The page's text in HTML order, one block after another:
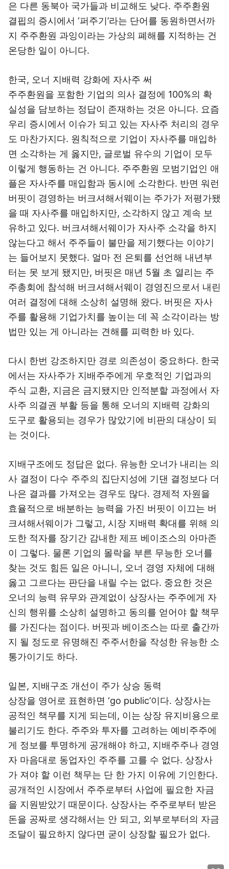
은 다른 동북아 국가들과 비교해도 낮다. 주주환원
결핍의 증시에서 ‘퍼주기’라는 단어를 동원하면서까
지 주주환원 과잉이라는 가상의 폐해를 지적하는 건
온당한 일이 아니다.
한국, 오너 지배력 강화에 자사주 써
주주환원을 포함한 기업의 의사 결정에 100%의 확
실성을 담보하는 정답이 존재하는 것은 아니다. 요즘
우리 증시에서 이슈가 되고 있는 자사주 처리의 경우
도 마찬가지다. 원칙적으로 기업이 자사주를 매입하
면 소각하는 게 옳지만, 글로벌 유수의 기업이 모두
이렇게 행동하는 건 아니다. 주주환원 모범기업인 애
플은 자사주를 매입함과 동시에 소각한다. 반면 워런
버핏이 경영하는 버크셔해서웨이는 주가가 저평가됐
을 때 자사주를 매입하지만, 소각하지 않고 계속 보
유하고 있다. 버크셔해서웨이가 자사주 소각을 하지
않는다고 해서 주주들이 불만을 제기했다는 이야기
는 들어보지 못했다. 얼마 전 은퇴를 선언해 내년부
터는 못 보게 됐지만, 버핏은 매년 5월 초 열리는 주
주총회에 참석해 버크셔해서웨이 경영진으로서 내린
여러 결정에 대해 소상히 설명해 왔다. 버핏은 자사
주를 활용해 기업가치를 높이는 데 꼭 소각이라는 방
법만 있는 게 아니라는 견해를 피력한 바 있다.
다시 한번 강조하지만 경로 의존성이 중요하다. 한국
에서는 자사주가 지배주주에게 우호적인 기업과의
주식 교환, 지금은 금지됐지만 인적분할 과정에서 자
사주 의결권 부활 등을 통해 오너의 지배력 강화의
도구로 활용되는 경우가 많았기에 비판의 대상이 되
는 것이다.
지배구조에도 정답은 없다. 유능한 오너가 내리는 의
사 결정이 다수 주주의 집단지성에 기댄 결정보다 더
나은 결과를 가져오는 경우도 많다. 경제적 자원을
효율적으로 배분하는 능력을 가진 버핏이 이끄는 버
크셔해서웨이가 그렇고, 시장 지배력 확대를 위해 의
도한 적자를 장기간 감내한 제프 베이조스의 아마존
이 그렇다. 물론 기업의 몰락을 부른 무능한 오너를
찾는 것도 힘든 일은 아니니, 오너 경영 자체에 대해
옳고 그르다는 판단을 내릴 수는 없다. 중요한 것은
오너의 능력 유무와 관계없이 상장사는 주주에게 자
신의 행위를 소상히 설명하고 동의를 얻어야 할 책무
를 가진다는 점이다. 버핏과 베이조스는 따로 출간까
지 될 정도로 유명해진 주주서한을 작성한 유능한 소
통가이기도 하다.
일본, 지배구조 개선이 주가 상승 동력
상장을 영어로 표현하면 ‘go public’이다. 상장사는
공적인 책무를 지게 되는데, 이는 상장 유지비용으로
불리기도 한다. 주주와 투자를 고려하는 예비주주에
게 정보를 투명하게 공개해야 하고, 지배주주나 경영
자 마음대로 동업자인 주주를 고를 수 없다. 상장사
가 져야 할 이런 책무는 단 한 가지 이유에 기인한다.
공개적인 시장에서 주주로부터 사업에 필요한 자금
을 지원받았기 때문이다. 상장사는 주주로부터 받은
돈을 공짜로 생각해서는 안 되고, 외부로부터의 자금
조달이 필요하지 않다면 굳이 상장할 필요가 없다.